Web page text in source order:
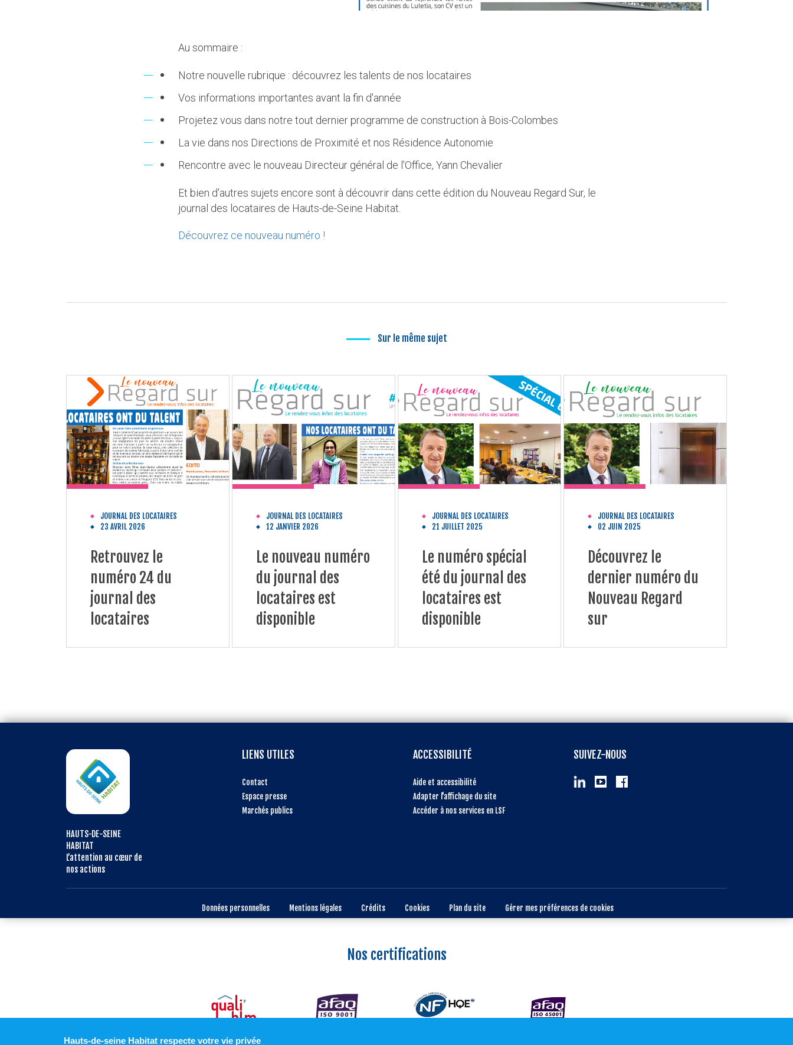
Au sommaire :
Notre nouvelle rubrique : découvrez les talents de nos locataires
Vos informations importantes avant la fin d'année
Projetez vous dans notre tout dernier programme de construction à Bois-Colombes
La vie dans nos Directions de Proximité et nos Résidence Autonomie
Rencontre avec le nouveau Directeur général de l'Office, Yann Chevalier
Et bien d'autres sujets encore sont à découvrir dans cette édition du Nouveau Regard Sur, le
journal des locataires de Hauts-de-Seine Habitat.
Découvrez ce nouveau numéro !
Sur le même sujet
JOURNAL DES LOCATAIRES
23 AVRIL 2026
Retrouvez le
numéro 24 du
journal des
locataires
JOURNAL DES LOCATAIRES
12 JANVIER 2026
Le nouveau numéro
du journal des
locataires est
disponible
JOURNAL DES LOCATAIRES
21 JUILLET 2025
Le numéro spécial
été du journal des
locataires est
disponible
JOURNAL DES LOCATAIRES
02 JUIN 2025
Découvrez le
dernier numéro du
Nouveau Regard
sur
HAUTS-DE-SEINE
HABITAT
L’attention au cœur de
nos actions
LIENS UTILES
Contact
Espace presse
Marchés publics
ACCESSIBILITÉ
Aide et accessibilité
Adapter l'affichage du site
Accéder à nos services en LSF
SUIVEZ-NOUS
Données personnelles Mentions légales Crédits Cookies Plan du site Gérer mes préférences de cookies
Nos certifications
Hauts-de-seine Habitat respecte votre vie privée